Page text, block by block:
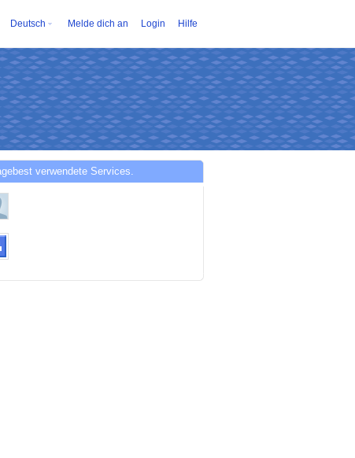
Deutsch Melde dich an Login Hilfe
verwendete Services.